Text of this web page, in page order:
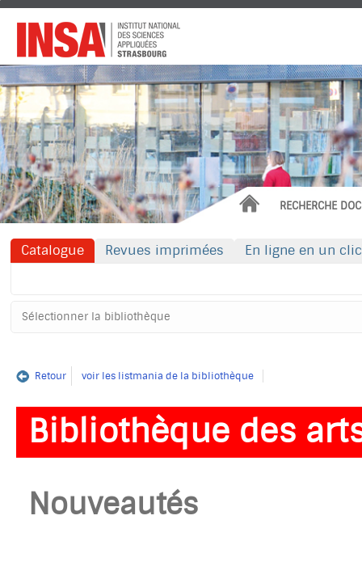
National
Sciences
Appliquées
ACCUEIL RECHERCHE
Catalogue Revues imprimées En ligne en un clic
votre
Retour voir les listmania de la bibliothèque
Bibliothèque des
Nouveautés